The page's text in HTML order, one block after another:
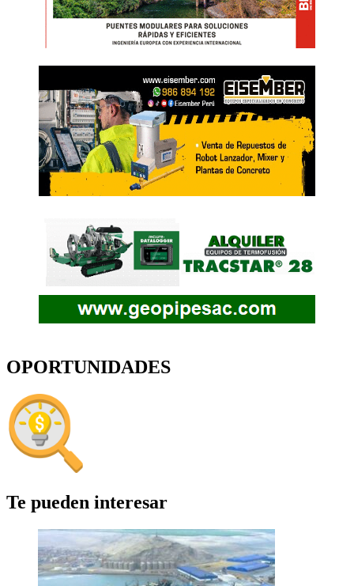
OPORTUNIDADES
Te pueden interesar